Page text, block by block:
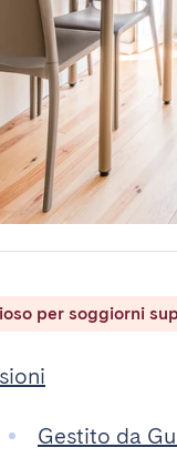
per soggiorni
Gestito da